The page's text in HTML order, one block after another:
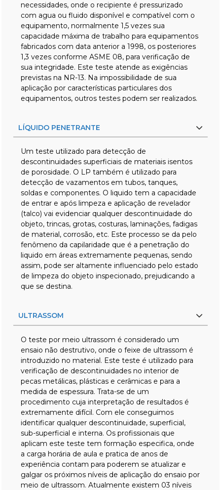
necessidades, onde o recipiente é pressurizado
com agua ou fluido disponível e compatível com o
equipamento, normalmente 1,5 vezes sua
capacidade máxima de trabalho para equipamentos
fabricados com data anterior a 1998, os posteriores
1,3 vezes conforme ASME 08, para verificação de
sua integridade. Este teste atende as exigências
previstas na NR-13. Na impossibilidade de sua
aplicação por características particulares dos
equipamentos, outros testes podem ser realizados.
LÍQUIDO PENETRANTE
Um teste utilizado para detecção de
descontinuidades superficiais de materiais isentos
de porosidade. O LP também é utilizado para
detecção de vazamentos em tubos, tanques,
soldas e componentes. O liquido tem a capacidade
de entrar e após limpeza e aplicação de revelador
(talco) vai evidenciar qualquer descontinuidade do
objeto, trincas, grotas, costuras, laminações, fadigas
de material, corrosão, etc. Este processo se da pelo
fenômeno da capilaridade que é a penetração do
liquido em áreas extremamente pequenas, sendo
assim, pode ser altamente influenciado pelo estado
de limpeza do objeto inspecionado, prejudicando a
que se destina.
ULTRASSOM
O teste por meio ultrassom é considerado um
ensaio não destrutivo, onde o feixe de ultrassom é
introduzido no material. Este teste é utilizado para
verificação de descontinuidades no interior de
pecas metálicas, plásticas e cerâmicas e para a
medida de espessura. Trata-se de um
procedimento cuja interpretação de resultados é
extremamente difícil. Com ele conseguimos
identificar qualquer descontinuidade, superficial,
sub-superficial e interna. Os profissionais que
aplicam este teste tem formação especifica, onde
a carga horária de aula e pratica de anos de
experiência contam para poderem se atualizar e
galgar os próximos níveis de aplicação do ensaio por
meio de ultrassom. Atualmente existem 03 níveis